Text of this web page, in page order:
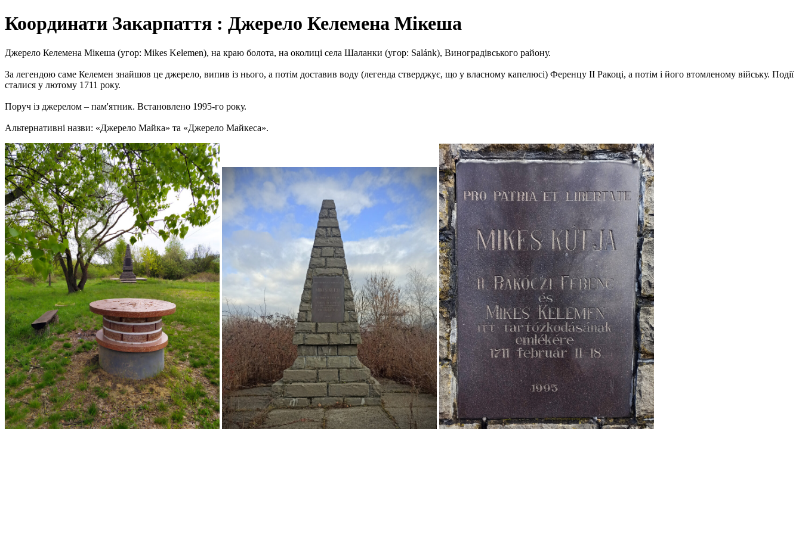
Координати Закарпаття : Джерело Келемена Мікеша
Джерело Келемена Мікеша (угор: Mikes Kelemen), на краю болота, на околиці села Шаланки (угор: Salánk), Виноградівського району.
За легендою саме Келемен знайшов це джерело, випив із нього, а потім доставив воду (легенда стверджує, що у власному капелюсі) Ференцу ІІ Ракоці, а потім і його втомленому війську. Події
сталися у лютому 1711 року.
Поруч із джерелом – пам'ятник. Встановлено 1995-го року.
Альтернативні назви: «Джерело Майка» та «Джерело Майкеса».